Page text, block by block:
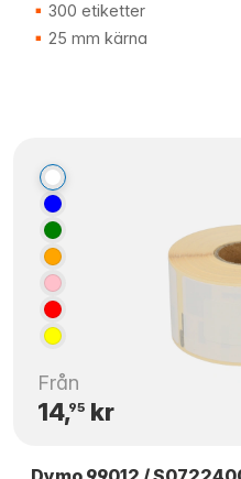
300 etiketter
25 mm kärna
Från
14,95kr